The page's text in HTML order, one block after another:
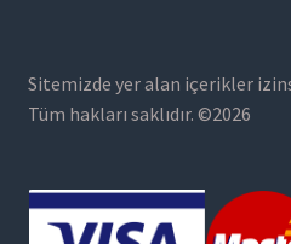
Sitemizde yer alan içerikler
Tüm hakları saklıdır. ©2026